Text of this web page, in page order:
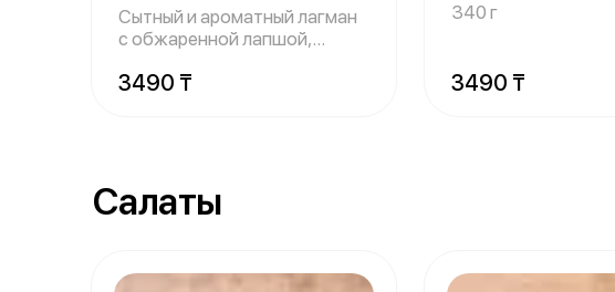
Сытный и ароматный лагман
с обжаренной лапшой,
3490 ₸
340 г
3490 ₸
Салаты